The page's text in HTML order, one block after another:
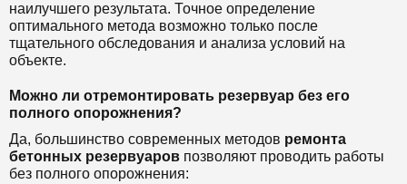
наилучшего результата. Точное определение
оптимального метода возможно только после
тщательного обследования и анализа условий на
объекте.
Можно ли отремонтировать резервуар без его
полного опорожнения?
Да, большинство современных методов ремонта
бетонных резервуаров позволяют проводить работы
без полного опорожнения: